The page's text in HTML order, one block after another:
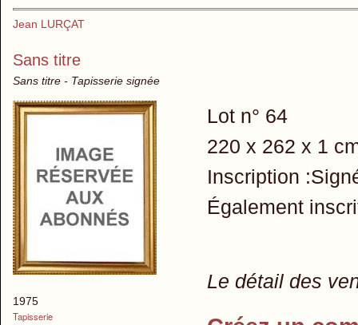
Jean LURÇAT
Sans titre
Sans titre - Tapisserie signée
1975
Tapisserie
Lot n° 64
220 x 262 x 1
Inscription
Également
Le détail des